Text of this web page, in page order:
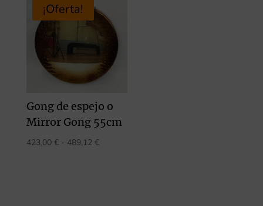
189,00 €
hasta
267,75 €
¡Oferta!
Gong de espejo o
Mirror Gong 55cm
423,00 € - 489,12 €Rango